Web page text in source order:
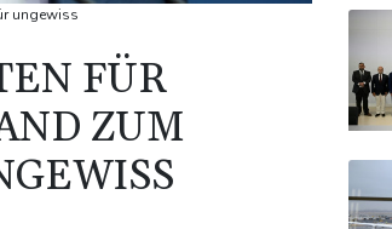
ungewiss
FÜR
ZUM